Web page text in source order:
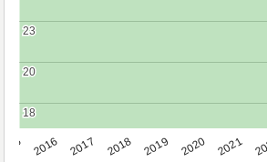
2016 2017 2018 2019 2020 2021
18
18
20
20
23
23